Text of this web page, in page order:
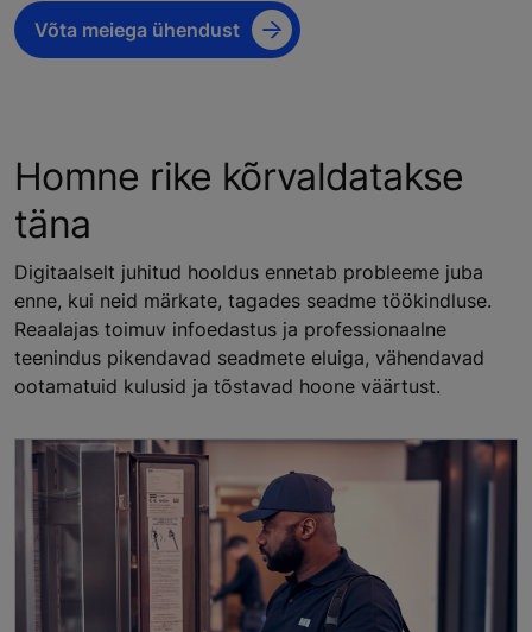
Võta meiega ühendust
Homne rike kõrvaldatakse
täna
Digitaalselt juhitud hooldus ennetab probleeme juba
enne, kui neid märkate, tagades seadme töökindluse.
Reaalajas toimuv infoedastus ja professionaalne
teenindus pikendavad seadmete eluiga, vähendavad
ootamatuid kulusid ja tõstavad hoone väärtust.